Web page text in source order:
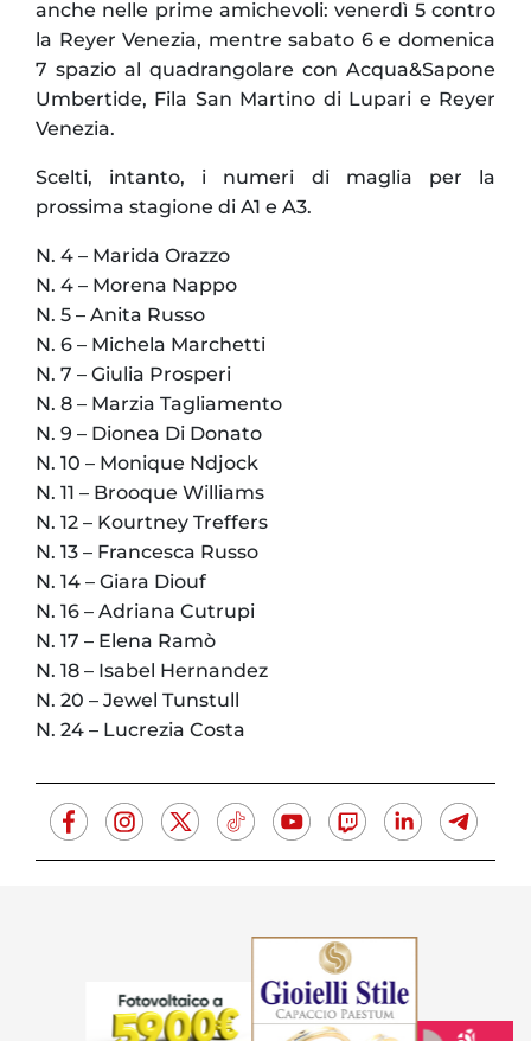
anche nelle prime amichevoli: venerdì 5 contro
la Reyer Venezia, mentre sabato 6 e domenica
7 spazio al quadrangolare con Acqua&Sapone
Umbertide, Fila San Martino di Lupari e Reyer
Venezia.
Scelti, intanto, i numeri di maglia per la
prossima stagione di A1 e A3.
N. 4 – Marida Orazzo
N. 4 – Morena Nappo
N. 5 – Anita Russo
N. 6 – Michela Marchetti
N. 7 – Giulia Prosperi
N. 8 – Marzia Tagliamento
N. 9 – Dionea Di Donato
N. 10 – Monique Ndjock
N. 11 – Brooque Williams
N. 12 – Kourtney Treffers
N. 13 – Francesca Russo
N. 14 – Giara Diouf
N. 16 – Adriana Cutrupi
N. 17 – Elena Ramò
N. 18 – Isabel Hernandez
N. 20 – Jewel Tunstull
N. 24 – Lucrezia Costa